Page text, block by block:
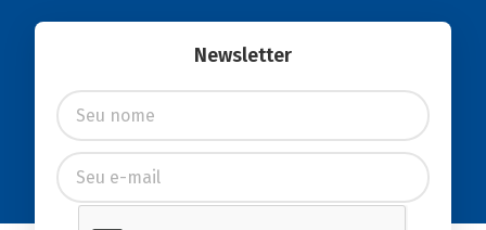
Newsletter